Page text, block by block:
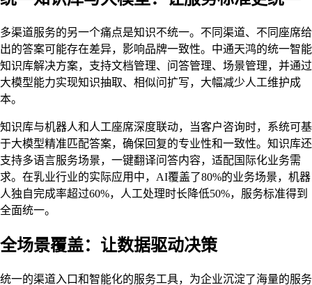
多渠道服务的另一个痛点是知识不统一。不同渠道、不同座席给
出的答案可能存在差异，影响品牌一致性。中通天鸿的统一智能
知识库解决方案，支持文档管理、问答管理、场景管理，并通过
大模型能力实现知识抽取、相似问扩写，大幅减少人工维护成
本。
知识库与机器人和人工座席深度联动，当客户咨询时，系统可基
于大模型精准匹配答案，确保回复的专业性和一致性。知识库还
支持多语言服务场景，一键翻译问答内容，适配国际化业务需
求。在乳业行业的实际应用中，AI覆盖了80%的业务场景，机器
人独自完成率超过60%，人工处理时长降低50%，服务标准得到
全面统一。
全场景覆盖：让数据驱动决策
统一的渠道入口和智能化的服务工具，为企业沉淀了海量的服务